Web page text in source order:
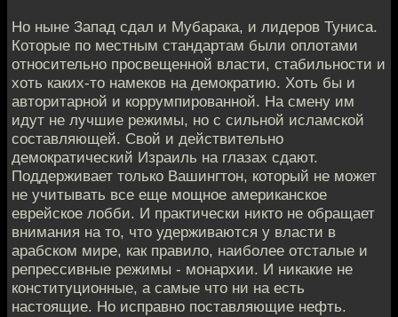
Но ныне Запад сдал и Мубарака, и лидеров Туниса.
Которые по местным стандартам были оплотами
относительно просвещенной власти, стабильности и
хоть каких-то намеков на демократию. Хоть бы и
авторитарной и коррумпированной. На смену им
идут не лучшие режимы, но с сильной исламской
составляющей. Свой и действительно
демократический Израиль на глазах сдают.
Поддерживает только Вашингтон, который не может
не учитывать все еще мощное американское
еврейское лобби. И практически никто не обращает
внимания на то, что удерживаются у власти в
арабском мире, как правило, наиболее отсталые и
репрессивные режимы - монархии. И никакие не
конституционные, а самые что ни на есть
настоящие. Но исправно поставляющие нефть.